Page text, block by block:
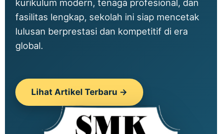
kurikulum modern, tenaga profesional, dan
fasilitas lengkap, sekolah ini siap mencetak
lulusan berprestasi dan kompetitif di era
global.
Lihat Artikel Terbaru →